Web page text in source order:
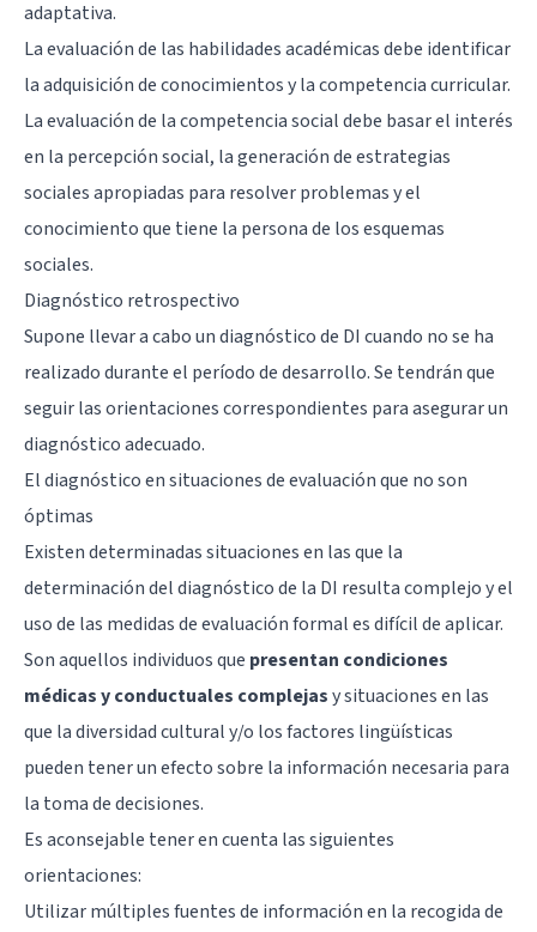
adaptativa.
La evaluación de las habilidades académicas debe identificar
la adquisición de conocimientos y la competencia curricular.
La evaluación de la competencia social debe basar el interés
en la percepción social, la generación de estrategias
sociales apropiadas para resolver problemas y el
conocimiento que tiene la persona de los esquemas
sociales.
Diagnóstico retrospectivo
Supone llevar a cabo un diagnóstico de DI cuando no se ha
realizado durante el período de desarrollo. Se tendrán que
seguir las orientaciones correspondientes para asegurar un
diagnóstico adecuado.
El diagnóstico en situaciones de evaluación que no son
óptimas
Existen determinadas situaciones en las que la
determinación del diagnóstico de la DI resulta complejo y el
uso de las medidas de evaluación formal es difícil de aplicar.
Son aquellos individuos que presentan condiciones
médicas y conductuales complejasy situaciones en las
que la diversidad cultural y/o los factores lingüísticas
pueden tener un efecto sobre la información necesaria para
la toma de decisiones.
Es aconsejable tener en cuenta las siguientes
orientaciones:
Utilizar múltiples fuentes de información en la recogida de